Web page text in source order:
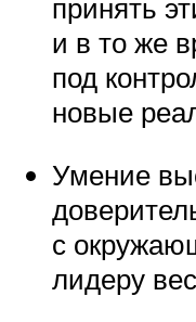
принять
и в то же
под
новые
Умение
с
лидеру